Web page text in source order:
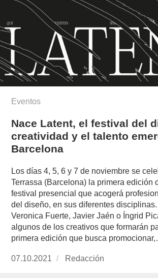
Eventos
Nace Latent, el festival del
creatividad y el talento
Barcelona
Los días 4, 5, 6 y 7 de noviembre se
Terrassa (Barcelona) la primera edición
festival presencial que acogerá
del diseño, en sus diferentes
Veronica Fuerte, Javier Jaén o Íngrid
algunos de los creativos que formarán
primera edición que busca
Publicado
07.10.2021 https://
Redacción